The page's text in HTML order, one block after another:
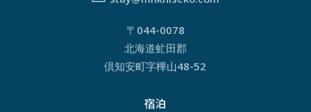
〒044-0078
北海道虻田郡
倶知安町字樺山48-52
宿泊